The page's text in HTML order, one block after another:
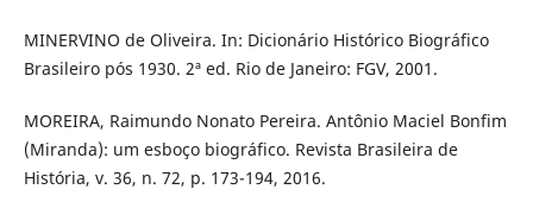
MINERVINO de Oliveira. In: Dicionário Histórico Biográfico
Brasileiro pós 1930. 2ª ed. Rio de Janeiro: FGV, 2001.
MOREIRA, Raimundo Nonato Pereira. Antônio Maciel Bonfim
(Miranda): um esboço biográfico. Revista Brasileira de
História, v. 36, n. 72, p. 173-194, 2016.